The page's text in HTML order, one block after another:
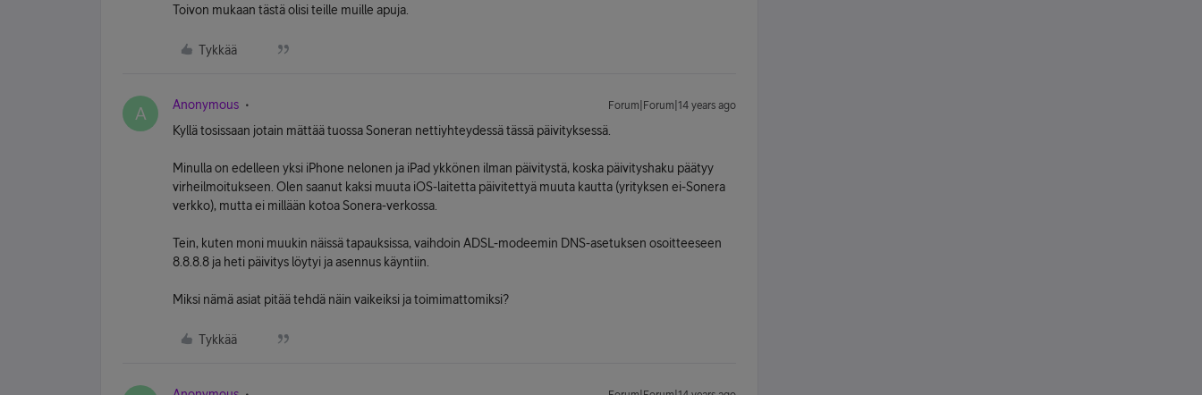
Toivon mukaan tästä olisi teille muille apuja.
Tykkää
A Anonymous Forum|Forum|14 years ago
Kyllä tosissaan jotain mättää tuossa Soneran nettiyhteydessä tässä päivityksessä.
Minulla on edelleen yksi iPhone nelonen ja iPad ykkönen ilman päivitystä, koska päivityshaku päätyy
virheilmoitukseen. Olen saanut kaksi muuta iOS-laitetta päivitettyä muuta kautta (yrityksen ei-Sonera
verkko), mutta ei millään kotoa Sonera-verkossa.
Tein, kuten moni muukin näissä tapauksissa, vaihdoin ADSL-modeemin DNS-asetuksen osoitteeseen
8.8.8.8 ja heti päivitys löytyi ja asennus käyntiin.
Miksi nämä asiat pitää tehdä näin vaikeiksi ja toimimattomiksi?
Tykkää